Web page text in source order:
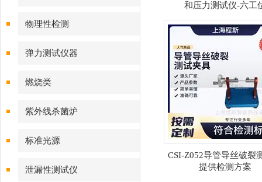
物理性检测
弹力测试仪器
燃烧类
紫外线杀菌炉
标准光源
泄漏性测试仪
和压力测试仪-六工
CSI-Z052导管导丝破裂
提供检测方案